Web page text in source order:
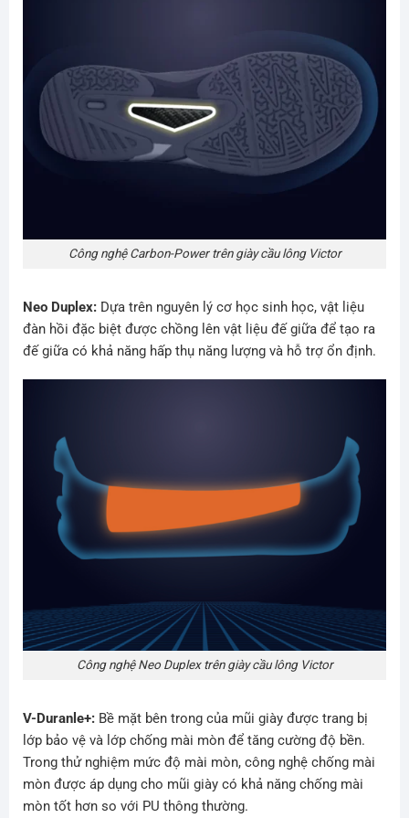
Công nghệ Carbon-Power trên giày cầu lông Victor
Neo Duplex:Dựa trên nguyên lý cơ học sinh học, vật liệu
đàn hồi đặc biệt được chồng lên vật liệu đế giữa để tạo ra
đế giữa có khả năng hấp thụ năng lượng và hỗ trợ ổn định.
Công nghệ Neo Duplex trên giày cầu lông Victor
V-Duranle+:Bề mặt bên trong của mũi giày được trang bị
lớp bảo vệ và lớp chống mài mòn để tăng cường độ bền.
Trong thử nghiệm mức độ mài mòn, công nghệ chống mài
mòn được áp dụng cho mũi giày có khả năng chống mài
mòn tốt hơn so với PU thông thường.